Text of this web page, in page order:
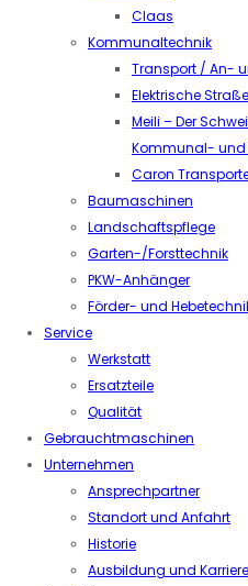
Claas
Kommunaltechnik
Transport / An-
Elektrische
Meili – Der
Kommunal- und
Caron
Baumaschinen
Landschaftspflege
Garten-/Forsttechnik
PKW-Anhänger
Förder- und
Service
Werkstatt
Ersatzteile
Qualität
Gebrauchtmaschinen
Unternehmen
Ansprechpartner
Standort und Anfahrt
Historie
Ausbildung und Karriere